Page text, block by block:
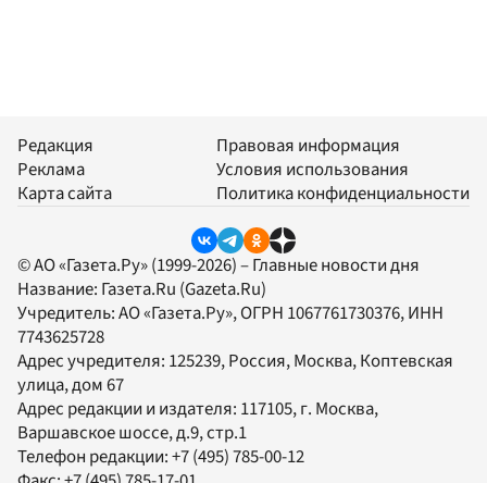
Редакция
Реклама
Карта сайта
Правовая информация
Условия использования
Политика конфиденциальности
© АО «Газета.Ру» (1999-2026) – Главные новости дня
Название: Газета.Ru (Gazeta.Ru)
Учредитель:АО «Газета.Ру», ОГРН 1067761730376, ИНН
7743625728
Адрес учредителя: 125239, Россия, Москва, Коптевская
улица, дом 67
Адрес редакции и издателя: 117105, г. Москва,
Варшавское шоссе, д.9, стр.1
Телефон редакции:+7 (495) 785-00-12